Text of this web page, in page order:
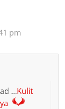
pm
…Kulit